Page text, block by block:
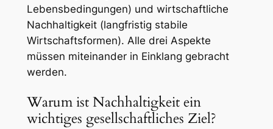
Lebensbedingungen) und wirtschaftliche
Nachhaltigkeit (langfristig stabile
Wirtschaftsformen). Alle drei Aspekte
müssen miteinander in Einklang gebracht
werden.
Warum ist Nachhaltigkeit ein
wichtiges gesellschaftliches Ziel?